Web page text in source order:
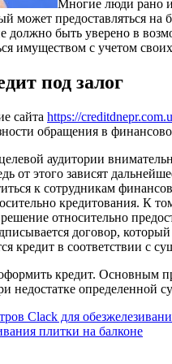
Многие люди рано
может предоставляться
должно быть уверено в
имуществом с учетом
под залог
сайта https://
обращения в
аудитории
от этого зависят
к сотрудникам
кредитования. К
решение относительно
договор,
кредит в соответствии с
кредит. Основным
недостатке определенной
Clack для
плитки на балконе